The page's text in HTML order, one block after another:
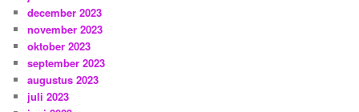
december 2023
november 2023
oktober 2023
september 2023
augustus 2023
juli 2023